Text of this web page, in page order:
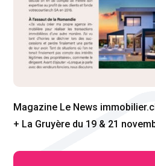
Magazine Le News
+ La Gruyère du 19 & 21